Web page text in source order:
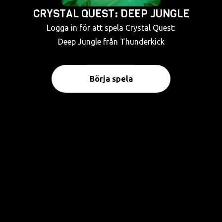
CRYSTAL QUEST: DEEP JUNGLE
Logga in för att spela Crystal Quest:
Deep Jungle från Thunderkick
Börja spela